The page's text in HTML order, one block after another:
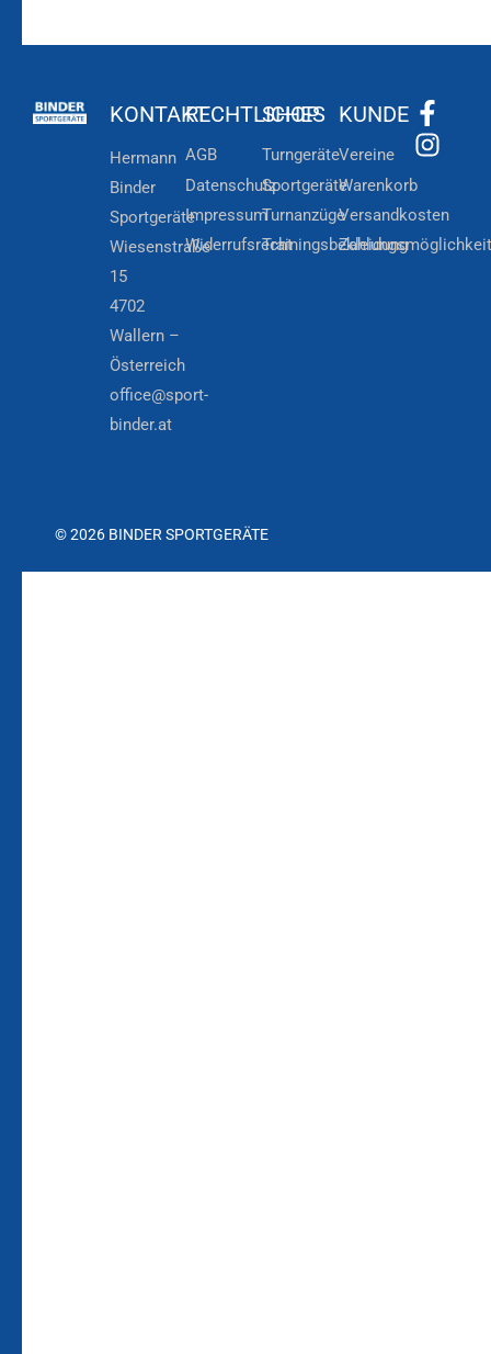
KONTAKT
Hermann
Binder
Sportgeräte
Wiesenstraße
15
4702
Wallern –
Österreich
office@sport-
binder.at
RECHTLICHES
AGB
Datenschutz
Impressum
Widerrufsrecht
SHOP
Turngeräte
Sportgeräte
Turnanzüge
Trainingsbekleidung
KUNDE
Vereine
Warenkorb
Versandkosten
© 2026 BINDER SPORTGERÄTE